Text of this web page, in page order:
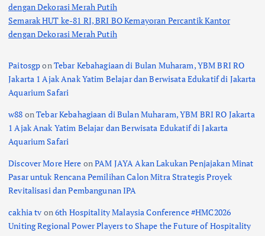
dengan Dekorasi Merah Putih
Semarak HUT ke-81 RI, BRI BO Kemayoran Percantik Kantor
dengan Dekorasi Merah Putih
PaitosgponTebar Kebahagiaan di Bulan Muharam, YBM BRI RO
Jakarta 1 Ajak Anak Yatim Belajar dan Berwisata Edukatif di Jakarta
Aquarium Safari
w88 onTebar Kebahagiaan di Bulan Muharam, YBM BRI RO Jakarta
1 Ajak Anak Yatim Belajar dan Berwisata Edukatif di Jakarta
Aquarium Safari
Discover More Here onPAM JAYA Akan Lakukan Penjajakan Minat
Pasar untuk Rencana Pemilihan Calon Mitra Strategis Proyek
Revitalisasi dan Pembangunan IPA
cakhia tv on6th Hospitality Malaysia Conference #HMC2026
Uniting Regional Power Players to Shape the Future of Hospitality